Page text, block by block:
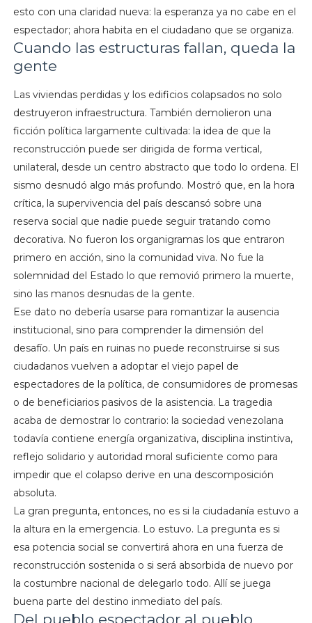
esto con una claridad nueva: la esperanza ya no cabe en el
espectador; ahora habita en el ciudadano que se organiza.
Cuando las estructuras fallan, queda la
gente
Las viviendas perdidas y los edificios colapsados no solo
destruyeron infraestructura. También demolieron una
ficción política largamente cultivada: la idea de que la
reconstrucción puede ser dirigida de forma vertical,
unilateral, desde un centro abstracto que todo lo ordena. El
sismo desnudó algo más profundo. Mostró que, en la hora
crítica, la supervivencia del país descansó sobre una
reserva social que nadie puede seguir tratando como
decorativa. No fueron los organigramas los que entraron
primero en acción, sino la comunidad viva. No fue la
solemnidad del Estado lo que removió primero la muerte,
sino las manos desnudas de la gente.
Ese dato no debería usarse para romantizar la ausencia
institucional, sino para comprender la dimensión del
desafío. Un país en ruinas no puede reconstruirse si sus
ciudadanos vuelven a adoptar el viejo papel de
espectadores de la política, de consumidores de promesas
o de beneficiarios pasivos de la asistencia. La tragedia
acaba de demostrar lo contrario: la sociedad venezolana
todavía contiene energía organizativa, disciplina instintiva,
reflejo solidario y autoridad moral suficiente como para
impedir que el colapso derive en una descomposición
absoluta.
La gran pregunta, entonces, no es si la ciudadanía estuvo a
la altura en la emergencia. Lo estuvo. La pregunta es si
esa potencia social se convertirá ahora en una fuerza de
reconstrucción sostenida o si será absorbida de nuevo por
la costumbre nacional de delegarlo todo. Allí se juega
buena parte del destino inmediato del país.
Del pueblo espectador al pueblo